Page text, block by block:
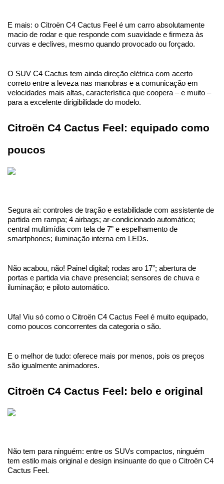
E mais: o Citroën C4 Cactus Feel é um carro absolutamente
macio de rodar e que responde com suavidade e firmeza às
curvas e declives, mesmo quando provocado ou forçado.
O SUV C4 Cactus tem ainda direção elétrica com acerto
correto entre a leveza nas manobras e a comunicação em
velocidades mais altas, característica que coopera – e muito –
para a excelente dirigibilidade do modelo.
Citroën C4 Cactus Feel: equipado como
poucos
Segura aí: controles de tração e estabilidade com assistente de
partida em rampa; 4 airbags; ar-condicionado automático;
central multimídia com tela de 7” e espelhamento de
smartphones; iluminação interna em LEDs.
Não acabou, não! Painel digital; rodas aro 17”; abertura de
portas e partida via chave presencial; sensores de chuva e
iluminação; e piloto automático.
Ufa! Viu só como o Citroën C4 Cactus Feel é muito equipado,
como poucos concorrentes da categoria o são.
E o melhor de tudo: oferece mais por menos, pois os preços
são igualmente animadores.
Citroën C4 Cactus Feel: belo e original
Não tem para ninguém: entre os SUVs compactos, ninguém
tem estilo mais original e design insinuante do que o Citroën C4
Cactus Feel.